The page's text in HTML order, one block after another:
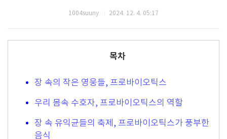
1004suuny 2024. 12. 4. 05:17
목차
장 속의 작은 영웅들, 프로바이오틱스
우리 몸속 수호자, 프로바이오틱스의 역할
장 속 유익균들의 축제, 프로바이오틱스가 풍부한
음식